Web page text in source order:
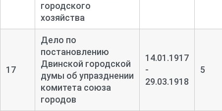
городского
хозяйства
17
Дело по
постановлению
Двинской городской
думы об упразднении
комитета союза
городов
14.01.1917
-
29.03.1918
5